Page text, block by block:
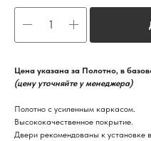
Цена указана за Полотно, в
(цену уточняйте у менеджера)
Полотно с усиленным каркасом.
Высококачественное покрытие.
Двери рекомендованы к установке